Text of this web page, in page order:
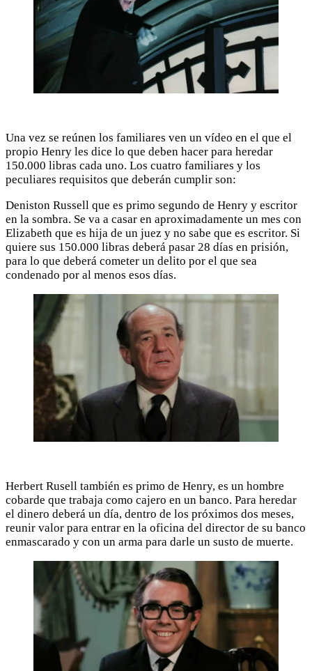
Una vez se reúnen los familiares ven un vídeo en el que el
propio Henry les dice lo que deben hacer para heredar
150.000 libras cada uno. Los cuatro familiares y los
peculiares requisitos que deberán cumplir son:
Deniston Russell que es primo segundo de Henry y escritor
en la sombra. Se va a casar en aproximadamente un mes con
Elizabeth que es hija de un juez y no sabe que es escritor. Si
quiere sus 150.000 libras deberá pasar 28 días en prisión,
para lo que deberá cometer un delito por el que sea
condenado por al menos esos días.
Herbert Rusell también es primo de Henry, es un hombre
cobarde que trabaja como cajero en un banco. Para heredar
el dinero deberá un día, dentro de los próximos dos meses,
reunir valor para entrar en la oficina del director de su banco
enmascarado y con un arma para darle un susto de muerte.